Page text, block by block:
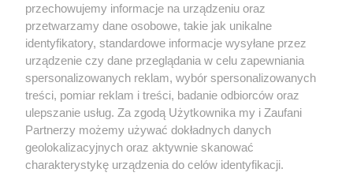
MAGDALENA TOKARCZYK
SHOPPING
przechowujemy informacje na urządzeniu oraz
przetwarzamy dane osobowe, takie jak unikalne
identyfikatory, standardowe informacje wysyłane przez
urządzenie czy dane przeglądania w celu zapewniania
spersonalizowanych reklam, wybór spersonalizowanych
treści, pomiar reklam i treści, badanie odbiorców oraz
ulepszanie usług. Za zgodą Użytkownika my i Zaufani
Partnerzy możemy używać dokładnych danych
geolokalizacyjnych oraz aktywnie skanować
charakterystykę urządzenia do celów identyfikacji.